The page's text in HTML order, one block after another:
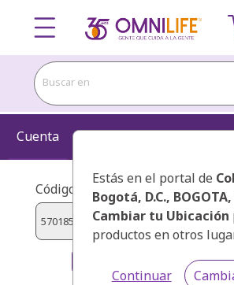
Buscar en
Estás en el portal de
Bogotá, D.C., BOGOTA,
Cambiar tu Ubicación
productos en otros
Continuar
Cuenta Información Kit
Código de presentador:
VARGAS LOZANO, LUIS